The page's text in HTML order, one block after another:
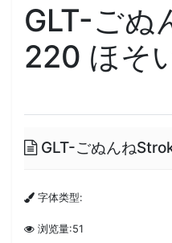
GLT-ごぬ
220 ほそ
GLT-ごぬんね
字体类型:
浏览量:51